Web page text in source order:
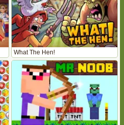
What The Hen!